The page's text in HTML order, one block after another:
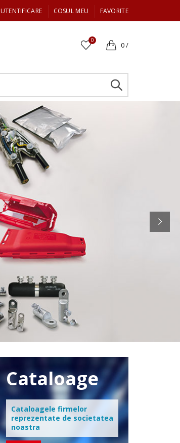
COSUL MEU FAVORITE
0
0/
Cataloage
Cataloagele firmelor
reprezentate de societatea
noastra